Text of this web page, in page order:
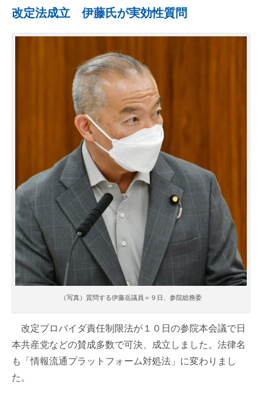
改定法成立 伊藤氏が実効性質問
（写真）質問する伊藤岳議員＝９日、参院総務委
改定プロバイダ責任制限法が１０日の参院本会議で日
本共産党などの賛成多数で可決、成立しました。法律名
も「情報流通プラットフォーム対処法」に変わりまし
た。